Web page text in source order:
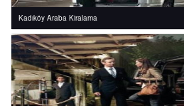
Kadıköy Araba Kiralama